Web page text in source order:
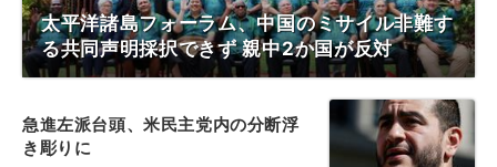
太平洋諸島フォーラム、中国のミサイル非難す
る共同声明採択できず 親中2か国が反対
急進左派台頭、米民主党内の分断浮
き彫りに